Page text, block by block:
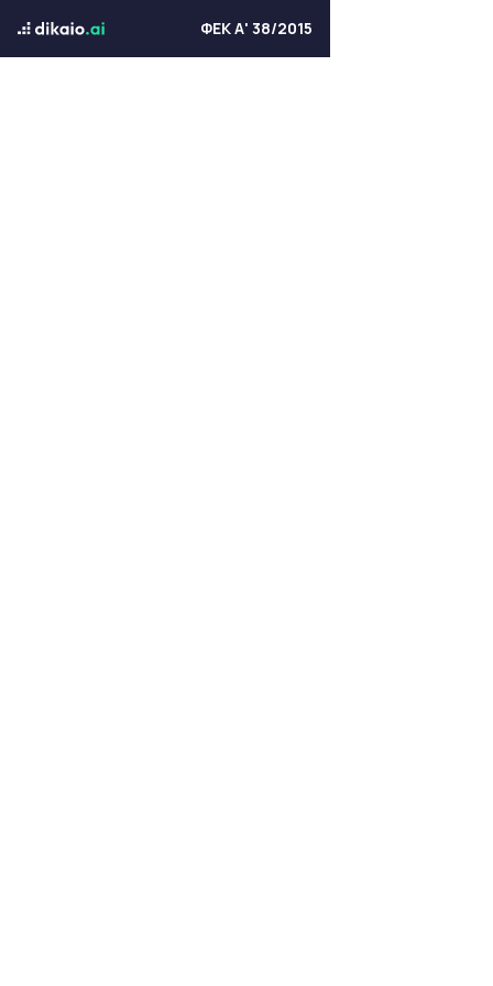
ΦΕΚ Α' 38/2015